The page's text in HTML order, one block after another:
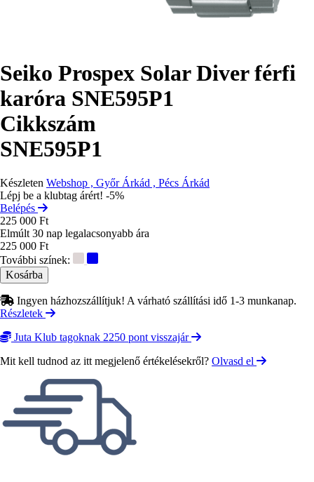
Seiko Prospex Solar Diver férfi
karóra SNE595P1
Cikkszám
SNE595P1
Készleten Webshop , Győr Árkád , Pécs Árkád
Lépj be a klubtag árért! -5%
Belépés
225 000 Ft
Elmúlt 30 nap legalacsonyabb ára
225 000 Ft
További színek:
Ingyen házhozszállítjuk! A várható szállítási idő 1-3 munkanap.
Részletek
Juta Klub tagoknak 2250 pont visszajár
Mit kell tudnod az itt megjelenő értékelésekről? Olvasd el